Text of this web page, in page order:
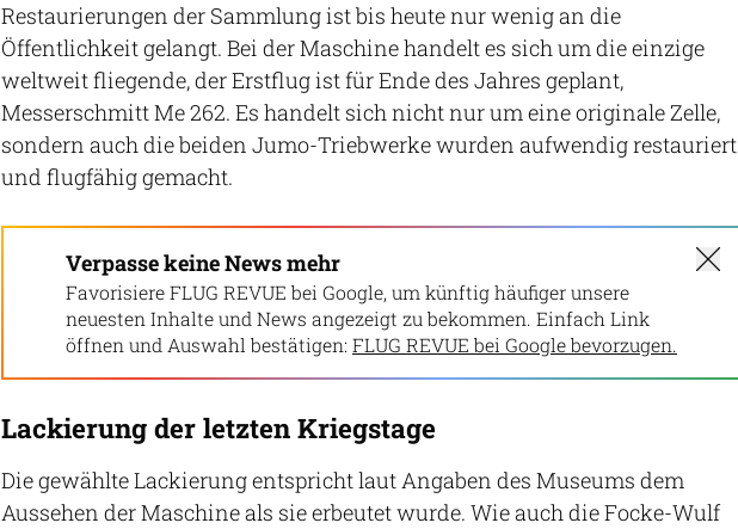
Restaurierungen der Sammlung ist bis heute nur wenig an die
Öffentlichkeit gelangt. Bei der Maschine handelt es sich um die einzige
weltweit fliegende, der Erstflug ist für Ende des Jahres geplant,
Messerschmitt Me 262. Es handelt sich nicht nur um eine originale Zelle,
sondern auch die beiden Jumo-Triebwerke wurden aufwendig restauriert
und flugfähig gemacht.
Verpasse keine News mehr
Favorisiere FLUG REVUE bei Google, um künftig häufiger unsere
neuesten Inhalte und News angezeigt zu bekommen. Einfach Link
öffnen und Auswahl bestätigen: FLUG REVUE bei Google bevorzugen.
Lackierung der letzten Kriegstage
Die gewählte Lackierung entspricht laut Angaben des Museums dem
Aussehen der Maschine als sie erbeutet wurde. Wie auch die Focke-Wulf